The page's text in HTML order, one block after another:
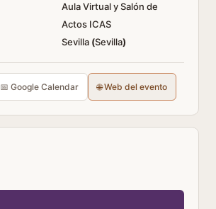
Aula Virtual y Salón de
Actos ICAS
Sevilla (Sevilla)
📅 Google Calendar 🌐 Web del evento